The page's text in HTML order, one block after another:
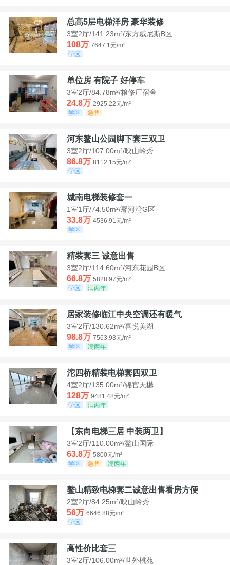
总高5层电梯洋房 豪华装修
3室2厅/141.23m²/东方威尼斯B区
108万 7647.1元/m²
学区
单位房 有院子 好停车
3室2厅/84.78m²/粮修厂宿舍
24.8万 2925.22元/m²
学区
急售
河东鳌山公园脚下套三双卫
3室2厅/107.00m²/映山岭秀
86.8万 8112.15元/m²
学区
城南电梯装修套一
1室1厅/74.50m²/馨河湾G区
33.8万 4536.91元/m²
学区
精装套三 诚意出售
3室2厅/114.60m²/河东花园B区
66.8万 5828.97元/m²
学区
满两年
居家装修临江中央空调还有暖气
3室2厅/130.62m²/喜悦美湖
98.8万 7563.93元/m²
学区
满两年
沱四桥精装电梯套四双卫
4室2厅/135.00m²/锦官天樾
128万 9481.48元/m²
学区
满两年
【东向电梯三居 中装两卫】
3室2厅/110.00m²/鳌山国际
63.8万 5800元/m²
学区
急售 满两年
鳌山精致电梯套二诚意出售看房方便
2室2厅/84.25m²/映山岭秀
56万 6646.88元/m²
学区
高性价比套三
3室2厅/106.00m²/世外桃苑